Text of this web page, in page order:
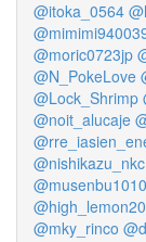
@itoka_0564
@moric0723jp
@N_PokeLove
@Lock_Shrimp
@noit_alucaje
@nishikazu_nkc
@musenbu1010
@mky_rinco